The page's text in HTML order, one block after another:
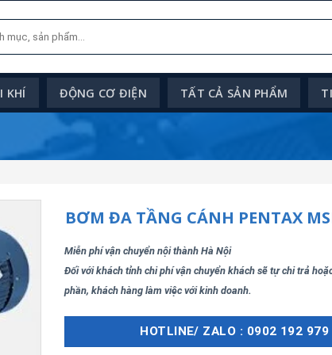
KHÍ ĐỘNG CƠ ĐIỆN TẤT CẢ SẢN PHẨM
BƠM ĐA TẦNG CÁNH PENTAX
Miễn phí vận chuyển nội thành Hà Nội
Đối với khách tỉnh chi phí vận chuyển khách sẽ tự chi trả
phần, khách hàng làm việc với kinh doanh.
HOTLINE/ ZALO : 0902 192 979